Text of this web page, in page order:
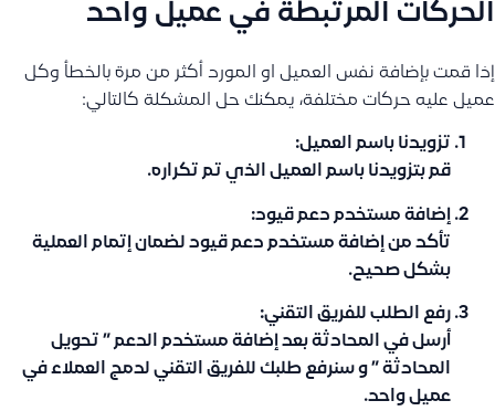
الحركات المرتبطة في عميل واحد
إذا قمت بإضافة نفس العميل او المورد أكثر من مرة بالخطأ وكل
عميل عليه حركات مختلفة، يمكنك حل المشكلة كالتالي:
تزويدنا باسم العميل:
قم بتزويدنا باسم العميل الذي تم تكراره.
إضافة مستخدم دعم قيود:
تأكد من إضافة مستخدم دعم قيود لضمان إتمام العملية
بشكل صحيح.
رفع الطلب للفريق التقني:
أرسل في المحادثة بعد إضافة مستخدم الدعم ” تحويل
المحادثة ” و سنرفع طلبك للفريق التقني لدمج العملاء في
عميل واحد.